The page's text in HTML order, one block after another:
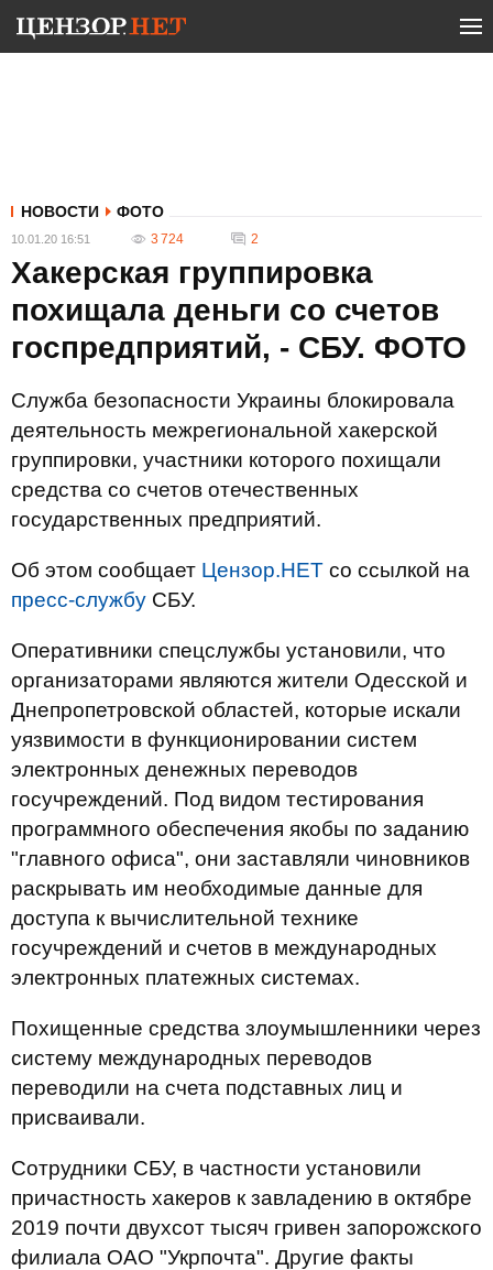
НОВОСТИ ФОТО
10.01.20 16:51 3 724 2
Хакерская группировка
похищала деньги со счетов
госпредприятий, - СБУ. ФОТО
Служба безопасности Украины блокировала
деятельность межрегиональной хакерской
группировки, участники которого похищали
средства со счетов отечественных
государственных предприятий.
Об этом сообщает Цензор.НЕТ со ссылкой на
пресс-службу СБУ.
Оперативники спецслужбы установили, что
организаторами являются жители Одесской и
Днепропетровской областей, которые искали
уязвимости в функционировании систем
электронных денежных переводов
госучреждений. Под видом тестирования
программного обеспечения якобы по заданию
"главного офиса", они заставляли чиновников
раскрывать им необходимые данные для
доступа к вычислительной технике
госучреждений и счетов в международных
электронных платежных системах.
Похищенные средства злоумышленники через
систему международных переводов
переводили на счета подставных лиц и
присваивали.
Сотрудники СБУ, в частности установили
причастность хакеров к завладению в октябре
2019 почти двухсот тысяч гривен запорожского
филиала ОАО "Укрпочта". Другие факты